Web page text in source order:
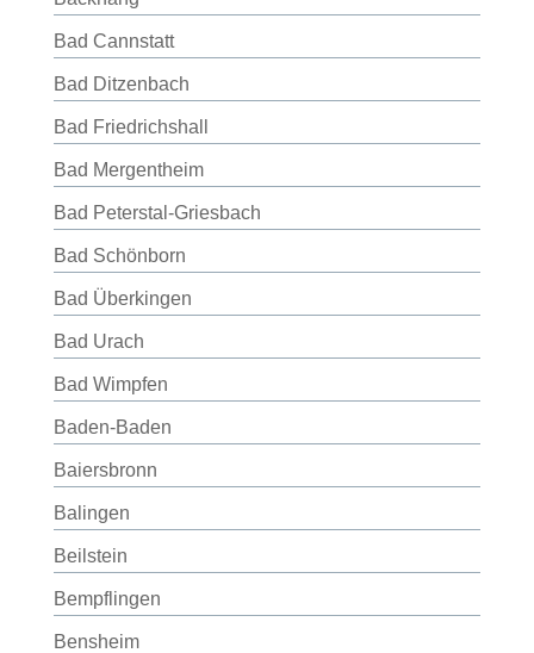
Bad Cannstatt
Bad Ditzenbach
Bad Friedrichshall
Bad Mergentheim
Bad Peterstal-Griesbach
Bad Schönborn
Bad Überkingen
Bad Urach
Bad Wimpfen
Baden-Baden
Baiersbronn
Balingen
Beilstein
Bempflingen
Bensheim